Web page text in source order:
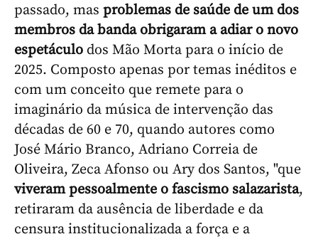
passado, mas problemas de saúde de um dos
membros da banda obrigaram a adiar o novo
espetáculo dos Mão Morta para o início de
2025. Composto apenas por temas inéditos e
com um conceito que remete para o
imaginário da música de intervenção das
décadas de 60 e 70, quando autores como
José Mário Branco, Adriano Correia de
Oliveira, Zeca Afonso ou Ary dos Santos, "que
viveram pessoalmente o fascismo salazarista,
retiraram da ausência de liberdade e da
censura institucionalizada a força e a